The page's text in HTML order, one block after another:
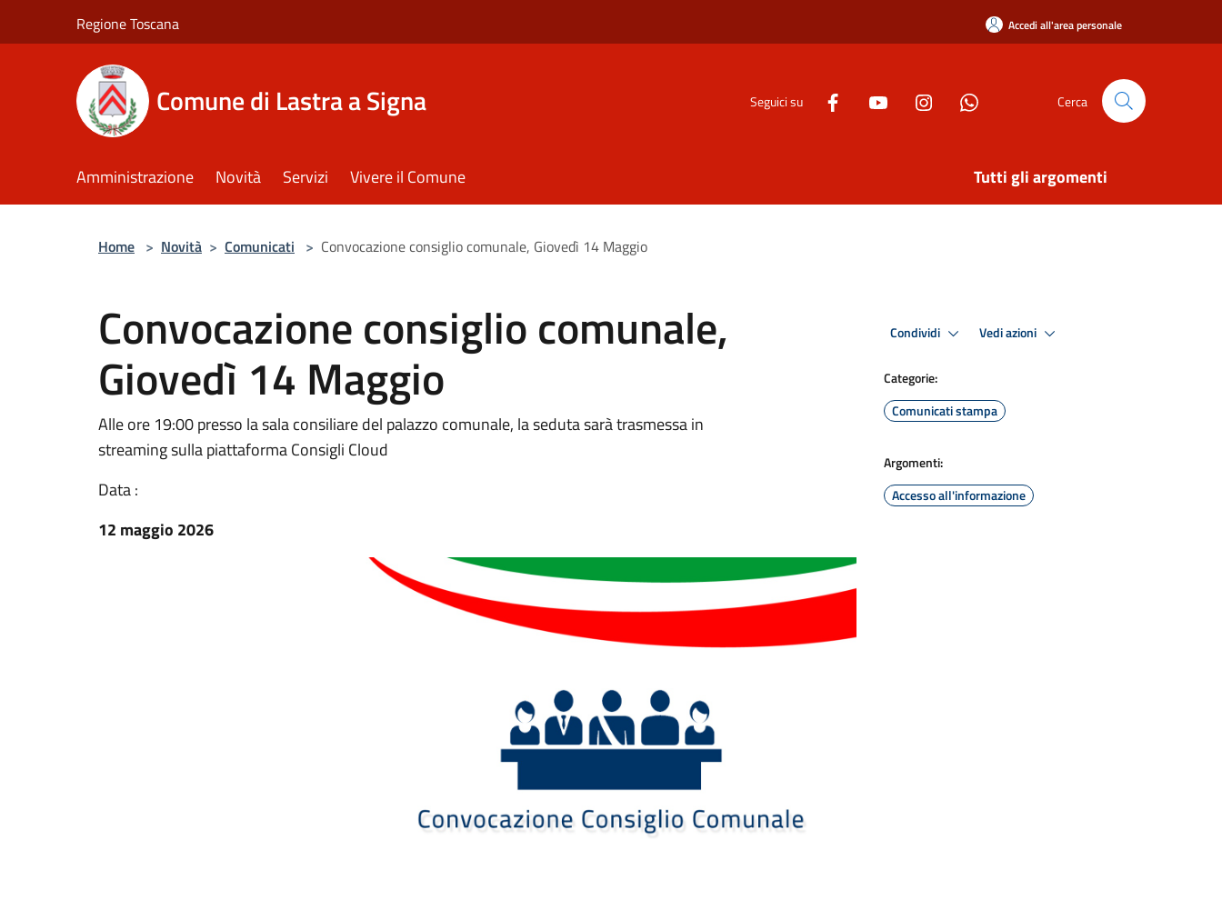
Regione Toscana Accedi all'area personale
Comune di Lastra a Signa Seguici su Cerca
Amministrazione Novità Servizi Vivere il Comune Tutti gli argomenti
Home > Novità > Comunicati > Convocazione consiglio comunale, Giovedì 14 Maggio
Convocazione consiglio comunale,
Giovedì 14 Maggio
Alle ore 19:00 presso la sala consiliare del palazzo comunale, la seduta sarà trasmessa in
streaming sulla piattaforma Consigli Cloud
Data :
12 maggio 2026
Condividi Vedi azioni
Categorie:
Comunicati stampa
Argomenti:
Accesso all'informazione